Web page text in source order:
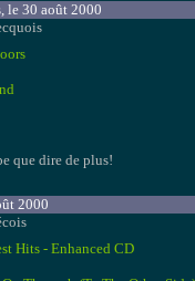
le 30 août 2000
que dire de plus!
2000
Hits - Enhanced CD